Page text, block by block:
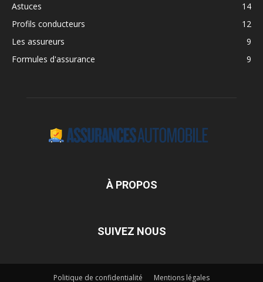
Astuces
14
Profils conducteurs
12
Les assureurs
9
Formules d'assurance
9
À PROPOS
SUIVEZ NOUS
Politique de confidentialité Mentions légales